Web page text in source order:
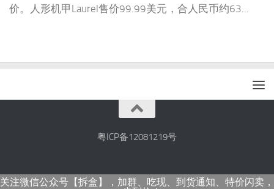
价。人形机甲Laurel售价99.99美元，合人民币约63...
粤ICP备12081219号
关注微信公众号【拆盒】，加群、吃现、到货通知、特价闪卖，